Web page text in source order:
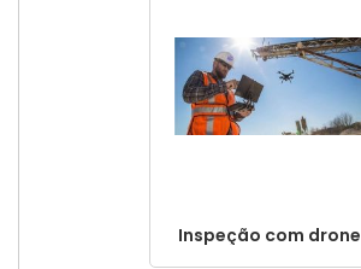
Inspeção com drone